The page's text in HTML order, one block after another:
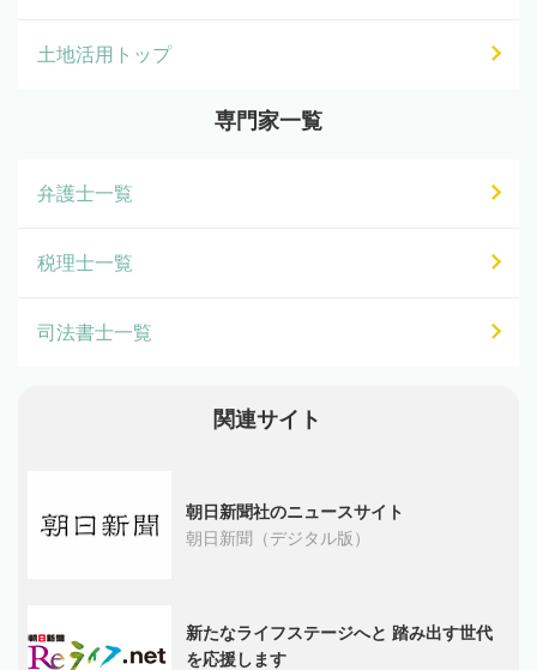
土地活用トップ
専門家一覧
弁護士一覧
税理士一覧
司法書士一覧
関連サイト
朝日新聞社のニュースサイト
朝日新聞（デジタル版）
新たなライフステージへと 踏み出す世代
を応援します